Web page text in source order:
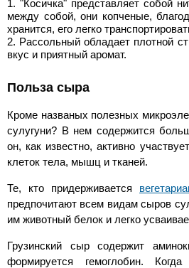
"Косичка" представляет собой
между собой, они копченые,
хранится, его легко
Рассольный обладает плотной
вкус и приятный аромат.
Польза сыра
Кроме названых полезных
сулугуни? В нем содержится
он, как известно, активно
клеток тела, мышц и тканей.
Те, кто придерживается
предпочитают всем видам сыров
им животный белок и легко
Грузинский сыр содержит
формируется гемоглобин.